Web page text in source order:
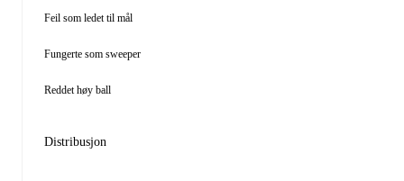
Feil som ledet til mål
Fungerte som sweeper
Reddet høy ball
Distribusjon